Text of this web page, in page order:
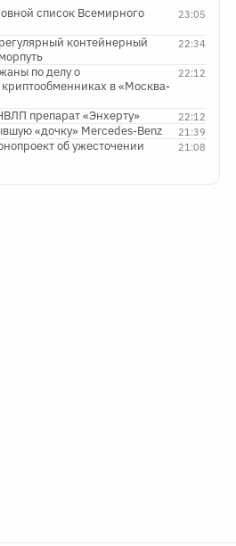
23:05
список Всемирного
22:34
контейнерный
22:12
по делу о
в «Москва-
22:12
препарат «Энхерту»
21:39
«дочку» Mercedes-Benz
21:08
об ужесточении